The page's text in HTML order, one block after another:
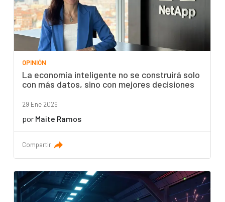
OPINIÓN
La economía inteligente no se construirá solo
con más datos, sino con mejores decisiones
29 Ene 2026
por Maite Ramos
Compartir